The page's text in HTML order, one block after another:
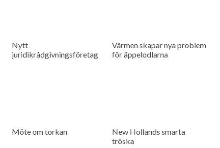
Nytt
juridikrådgivningsföretag
Värmen skapar nya problem
för äppelodlarna
Möte om torkan
New Hollands smarta
tröska